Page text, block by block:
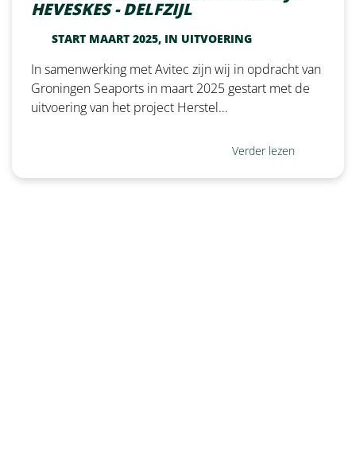
HEVESKES - DELFZIJL
START MAART 2025, IN UITVOERING
In samenwerking met Avitec zijn wij in opdracht van
Groningen Seaports in maart 2025 gestart met de
uitvoering van het project Herstel…
Verder lezen